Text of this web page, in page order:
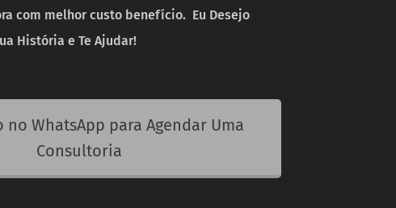
com melhor custo benefício. Eu Desejo
História e Te Ajudar!
no WhatsApp para Agendar Uma
Consultoria